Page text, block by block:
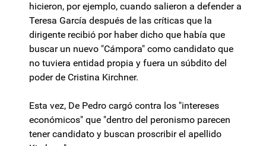
hicieron, por ejemplo, cuando salieron a defender a
Teresa García después de las críticas que la
dirigente recibió por haber dicho que había que
buscar un nuevo "Cámpora" como candidato que
no tuviera entidad propia y fuera un súbdito del
poder de Cristina Kirchner.
Esta vez, De Pedro cargó contra los "intereses
económicos" que "dentro del peronismo parecen
tener candidato y buscan proscribir el apellido